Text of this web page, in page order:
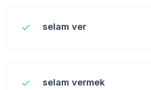
selam ver
selam vermek